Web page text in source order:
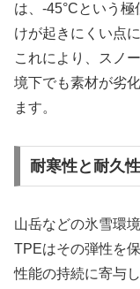
は、-45°Cという
けが起きにくい点
これにより、スノ
境下でも素材が劣
ます。
耐寒性と耐久
山岳などの氷雪環
TPEはその弾性を
性能の持続に寄与し